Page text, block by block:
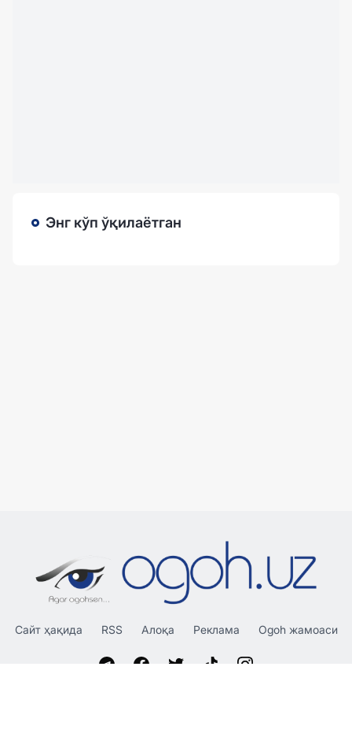
Энг кўп ўқилаётган
Сайт ҳақида RSS Алоқа Реклама Ogoh жамоаси